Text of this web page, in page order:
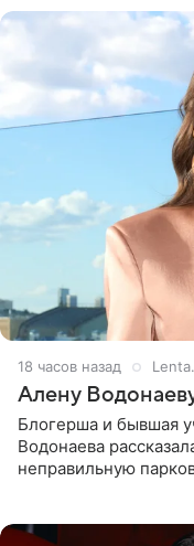
18 часов назад
Алену
Блогерша и бывшая
Водонаева
неправильную